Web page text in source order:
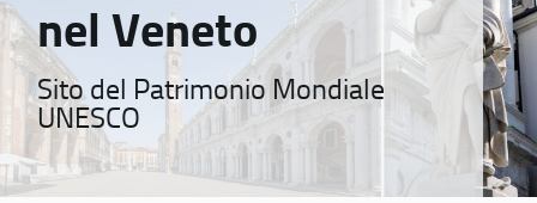
nel Veneto
Sito del Patrimonio Mondiale
UNESCO